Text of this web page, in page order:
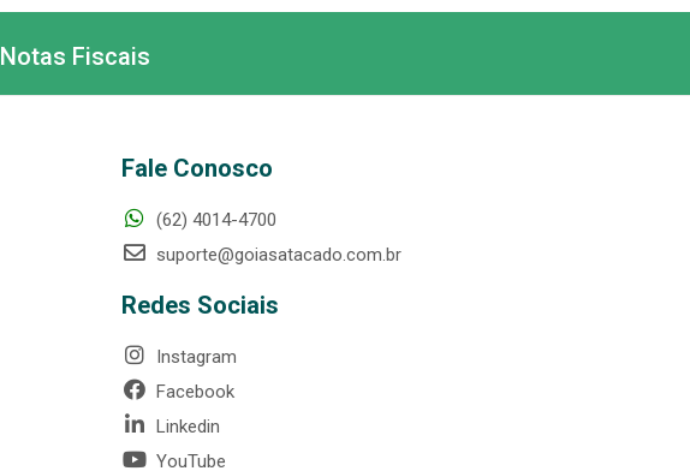
Notas Fiscais
Fale Conosco
(62) 4014-4700
suporte@goiasatacado.com.br
Redes Sociais
Instagram
Facebook
Linkedin
YouTube